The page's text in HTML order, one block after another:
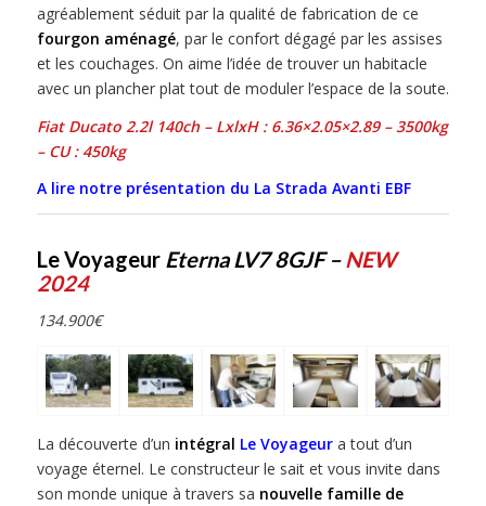
agréablement séduit par la qualité de fabrication de ce
fourgon aménagé, par le confort dégagé par les assises
et les couchages. On aime l’idée de trouver un habitacle
avec un plancher plat tout de moduler l’espace de la soute.
Fiat Ducato 2.2l 140ch – LxlxH : 6.36×2.05×2.89 – 3500kg
– CU : 450kg
A lire notre présentation du La Strada Avanti EBF
Le Voyageur Eterna LV7 8GJF –NEW
2024
134.900€
La découverte d’un intégral Le Voyageura tout d’un
voyage éternel. Le constructeur le sait et vous invite dans
son monde unique à travers sa nouvelle famille de